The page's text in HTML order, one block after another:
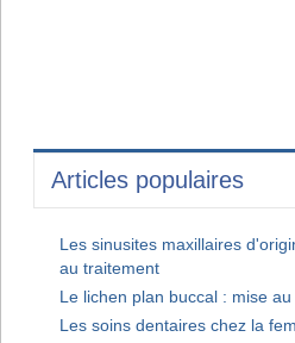
Articles populaires
Les sinusites maxillaires
au traitement
Le lichen plan buccal : mise
Les soins dentaires chez la